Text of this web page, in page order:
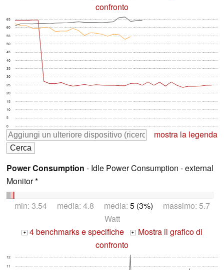
confronto
0
5
10
15
20
25
30
35
40
45
50
55
60
65
mostra la legenda
Power Consumption - Idle Power Consumption - external
Monitor *
min: 3.54 media: 4.8 media: 5 (3%) massimo: 5.7
Watt
+ 4 benchmarks e specifiche + Mostra il grafico di
confronto
11
12